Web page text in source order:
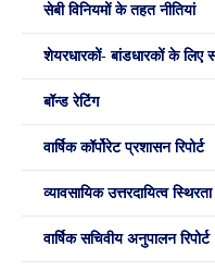
सेबी विनियमों के तहत नीतियां
शेयरधारकों- बांडधारकों के लिए
बॉन्ड रेटिंग
वार्षिक कॉर्पोरेट प्रशासन रिपोर्ट
व्यावसायिक उत्तरदायित्व स्थिरता
वार्षिक सचिवीय अनुपालन रिपोर्ट